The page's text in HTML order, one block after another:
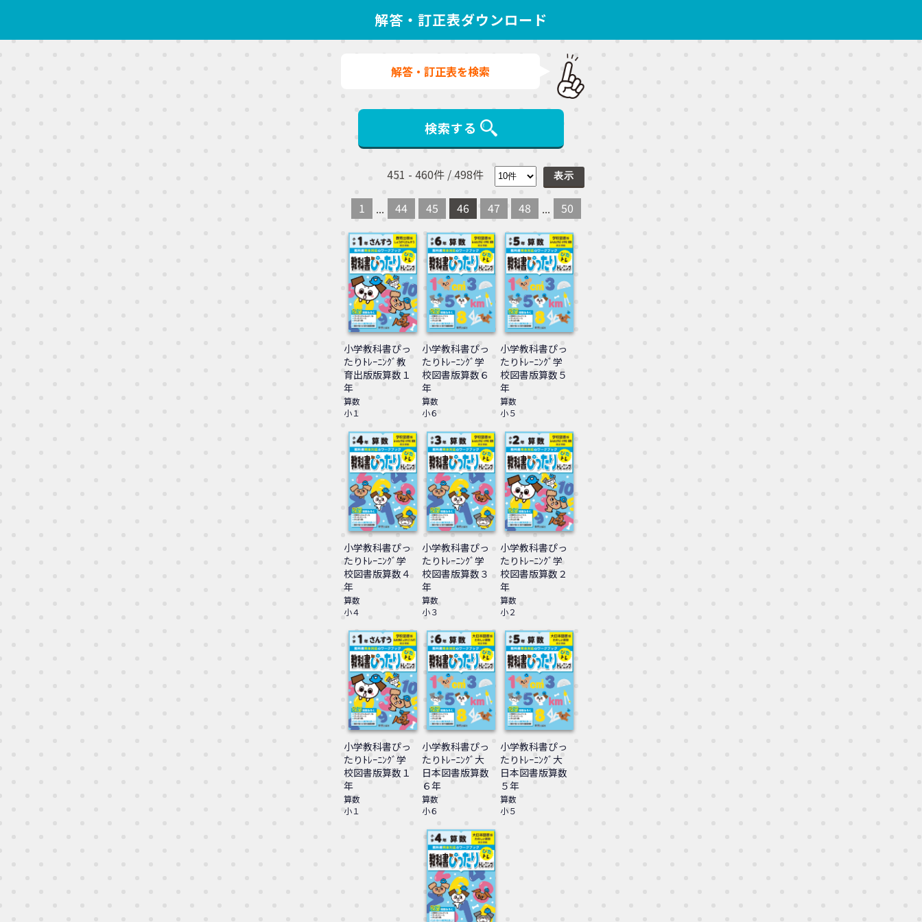
解答・訂正表ダウンロード
解答・訂正表を検索
検索する
451 - 460件 /498件
1 ... 44 45 46 47 48 ... 50
小学教科書ぴっ
たりﾄﾚｰﾆﾝｸﾞ教
育出版版算数１
年
算数
小１
小学教科書ぴっ
たりﾄﾚｰﾆﾝｸﾞ学
校図書版算数６
年
算数
小６
小学教科書ぴっ
たりﾄﾚｰﾆﾝｸﾞ学
校図書版算数５
年
算数
小５
小学教科書ぴっ
たりﾄﾚｰﾆﾝｸﾞ学
校図書版算数４
年
算数
小４
小学教科書ぴっ
たりﾄﾚｰﾆﾝｸﾞ学
校図書版算数３
年
算数
小３
小学教科書ぴっ
たりﾄﾚｰﾆﾝｸﾞ学
校図書版算数２
年
算数
小２
小学教科書ぴっ
たりﾄﾚｰﾆﾝｸﾞ学
校図書版算数１
年
算数
小１
小学教科書ぴっ
たりﾄﾚｰﾆﾝｸﾞ大
日本図書版算数
６年
算数
小６
小学教科書ぴっ
たりﾄﾚｰﾆﾝｸﾞ大
日本図書版算数
５年
算数
小５